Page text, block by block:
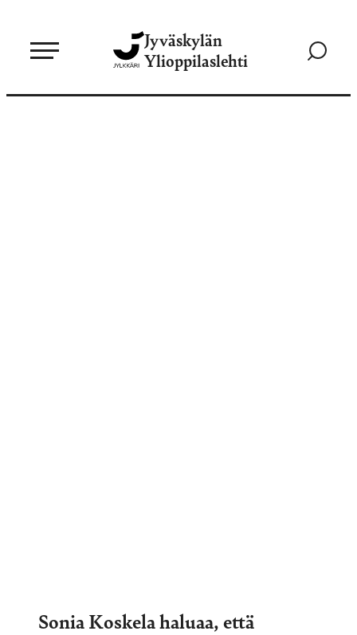
sisältöön
Jyväskylän
Ylioppilaslehti
Siirry
Sonia Koskela haluaa, että